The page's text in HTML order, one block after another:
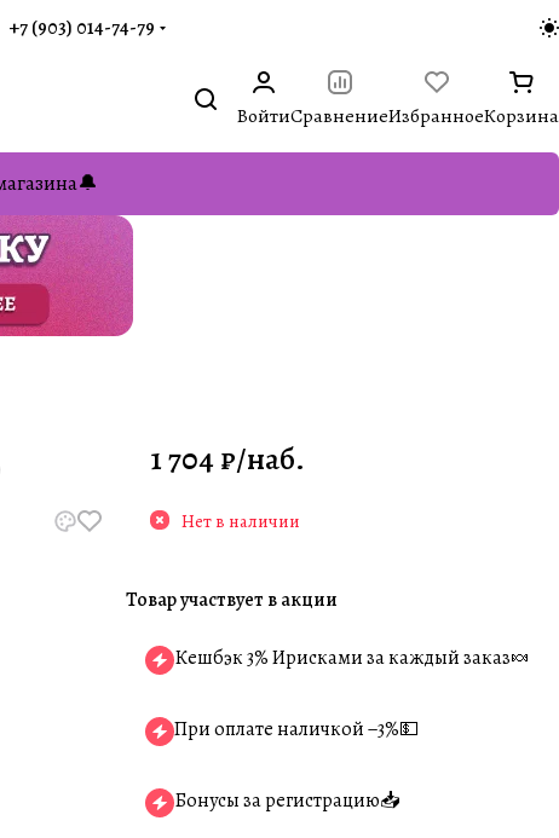
+7 (903) 014-74-79‬
ВойтиСравнениеИзбранноеКорзина
1 704 ₽/наб.
Нет в наличии
Товар участвует в акции
Кешбэк 3% Ирисками за каждый заказ🍬
При оплате наличкой −3%💵
Бонусы за регистрацию📥